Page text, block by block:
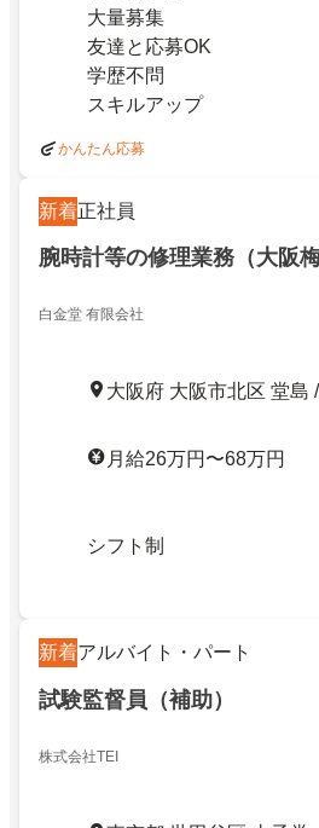
大量募集
友達と応募OK
学歴不問
スキルアップ
かんたん応募
新着正社員
腕時計等の修理業務（大阪
白金堂 有限会社
大阪府 大阪市北区 堂島
月給26万円〜68万円
シフト制
新着アルバイト・パート
試験監督員（補助）
株式会社TEI